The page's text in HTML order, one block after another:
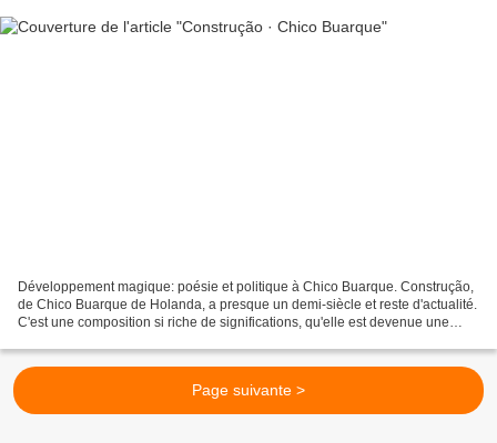
Développement magique: poésie et politique à Chico Buarque. Construção,
de Chico Buarque de Holanda, a presque un demi-siècle et reste d'actualité.
C'est une composition si riche de significations, qu'elle est devenue une
Page suivante >